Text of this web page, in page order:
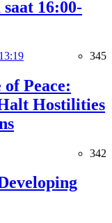
16:00-
345
Peace:
Hostilities
342